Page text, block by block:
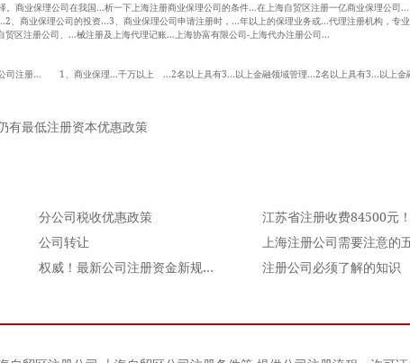
商业保理公司在我国...析一下上海注册商业保理公司的条件...在上海自贸区注册一亿商业保理公司
、商业保理公司的投资...3、商业保理公司申请注册时，...年以上的保理业务或...代理注册机构，专
区注册公司、...械注册及上海代理记账...上海协富有限公司-上海代办注册公司...
注册... 1、商业保理...千万以上 ...2名以上具有3...以上金融领域管理...2名以上具有3...以上金
有最低注册资本优惠政策
分公司税收优惠政策
公司转让
权威！最新公司注册资金新规定来了，你有必要知道！
注册公司必须了解的知识